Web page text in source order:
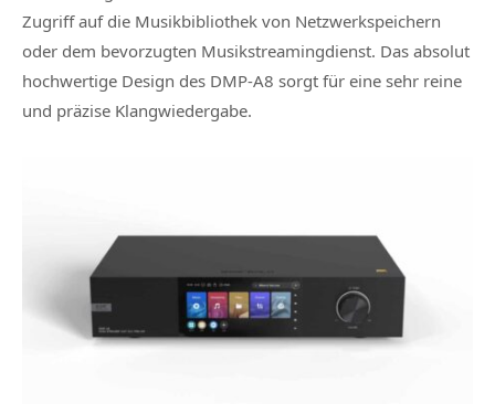
Zugriff auf die Musikbibliothek von Netzwerkspeichern
oder dem bevorzugten Musikstreamingdienst. Das absolut
hochwertige Design des DMP-A8 sorgt für eine sehr reine
und präzise Klangwiedergabe.